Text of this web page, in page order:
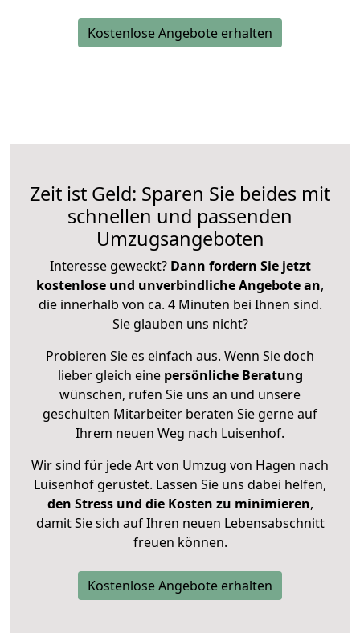
Kostenlose Angebote erhalten
Zeit ist Geld: Sparen Sie beides mit
schnellen und passenden
Umzugsangeboten
Interesse geweckt? Dann fordern Sie jetzt
kostenlose und unverbindliche Angebote an,
die innerhalb von ca. 4 Minuten bei Ihnen sind.
Sie glauben uns nicht?
Probieren Sie es einfach aus. Wenn Sie doch
lieber gleich eine persönliche Beratung
wünschen, rufen Sie uns an und unsere
geschulten Mitarbeiter beraten Sie gerne auf
Ihrem neuen Weg nach Luisenhof.
Wir sind für jede Art von Umzug von Hagen nach
Luisenhof gerüstet. Lassen Sie uns dabei helfen,
den Stress und die Kosten zu minimieren,
damit Sie sich auf Ihren neuen Lebensabschnitt
freuen können.
Kostenlose Angebote erhalten